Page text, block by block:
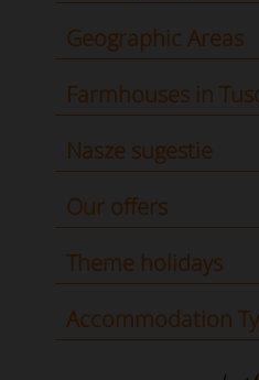
Geographic Areas
Farmhouses in
Nasze sugestie
Our offers
Theme holidays
Accommodation